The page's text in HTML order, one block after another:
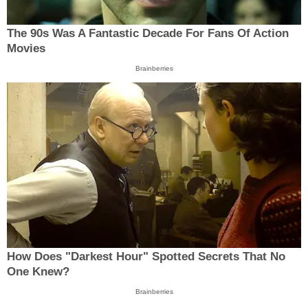
The 90s Was A Fantastic Decade For Fans Of Action
Movies
Brainberries
How Does "Darkest Hour" Spotted Secrets That No
One Knew?
Brainberries